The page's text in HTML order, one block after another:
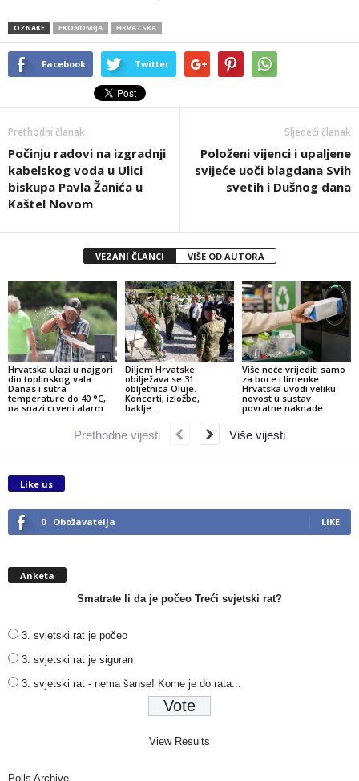
OZNAKE EKONOMIJA HRVATSKA
Facebook Twitter
Prethodni članak
Počinju radovi na izgradnji
kabelskog voda u Ulici
biskupa Pavla Žanića u
Kaštel Novom
Sljedeći članak
Položeni vijenci i upaljene
svijeće uoči blagdana Svih
svetih i Dušnog dana
VEZANI ČLANCI VIŠE OD AUTORA
Hrvatska ulazi u najgori
dio toplinskog vala:
Danas i sutra
temperature do 40 °C,
na snazi crveni alarm
Diljem Hrvatske
obilježava se 31.
obljetnica Oluje.
Koncerti, izložbe,
baklje…
Više neće vrijediti samo
za boce i limenke:
Hrvatska uvodi veliku
novost u sustav
povratne naknade
Prethodne vijesti Više vijesti
Like us
0 Obožavatelja LIKE
Anketa
Smatrate li da je počeo Treći svjetski rat?
3. svjetski rat je počeo
3. svjetski rat je siguran
3. svjetski rat - nema šanse! Kome je do rata...
View Results
Polls Archive